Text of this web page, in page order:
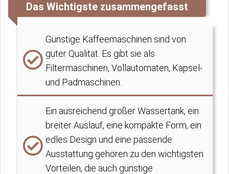
Das Wichtigste zusammengefasst
Günstige Kaffeemaschinen sind von
guter Qualität. Es gibt sie als
Filtermaschinen, Vollautomaten, Kapsel-
und Padmaschinen.
Ein ausreichend großer Wassertank, ein
breiter Auslauf, eine kompakte Form, ein
edles Design und eine passende
Ausstattung gehören zu den wichtigsten
Vorteilen, die auch günstige